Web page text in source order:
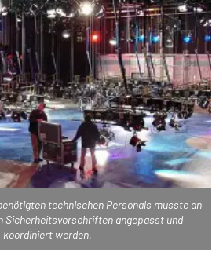
technischen Personals musste an
Sicherheitsvorschriften angepasst und
koordiniert werden.